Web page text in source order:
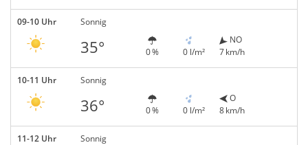
09-10 Uhr Sonnig
35° 0 % 0 l/m²
NO
7 km/h
10-11 Uhr Sonnig
36° 0 % 0 l/m²
O
8 km/h
11-12 Uhr Sonnig